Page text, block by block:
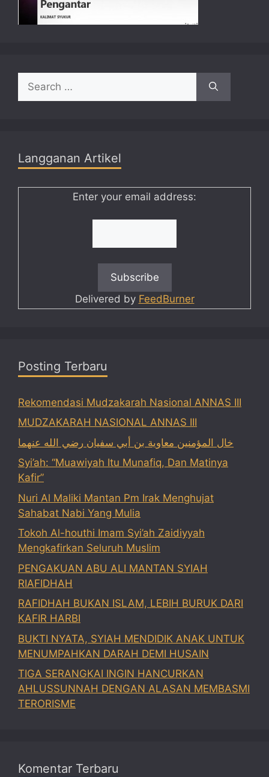
for:
Langganan Artikel
Enter your email address:
Delivered by FeedBurner
Posting Terbaru
Rekomendasi Mudzakarah Nasional ANNAS III
MUDZAKARAH NASIONAL ANNAS III
خال المؤمنين معاوية بن أبي سفيان رضي الله عنهما
Syi’ah: “Muawiyah Itu Munafiq, Dan Matinya
Kafir”
Nuri Al Maliki Mantan Pm Irak Menghujat
Sahabat Nabi Yang Mulia
Tokoh Al-houthi Imam Syi’ah Zaidiyyah
Mengkafirkan Seluruh Muslim
PENGAKUAN ABU ALI MANTAN SYIAH
RIAFIDHAH
RAFIDHAH BUKAN ISLAM, LEBIH BURUK DARI
KAFIR HARBI
BUKTI NYATA, SYIAH MENDIDIK ANAK UNTUK
MENUMPAHKAN DARAH DEMI HUSAIN
TIGA SERANGKAI INGIN HANCURKAN
AHLUSSUNNAH DENGAN ALASAN MEMBASMI
TERORISME
Komentar Terbaru